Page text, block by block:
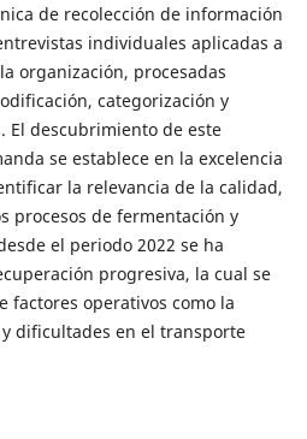
de recolección de información
individuales aplicadas a
organización, procesadas
categorización y
El descubrimiento de este
se establece en la excelencia
la relevancia de la calidad,
procesos de fermentación y
el periodo 2022 se ha
progresiva, la cual se
factores operativos como la
dificultades en el transporte